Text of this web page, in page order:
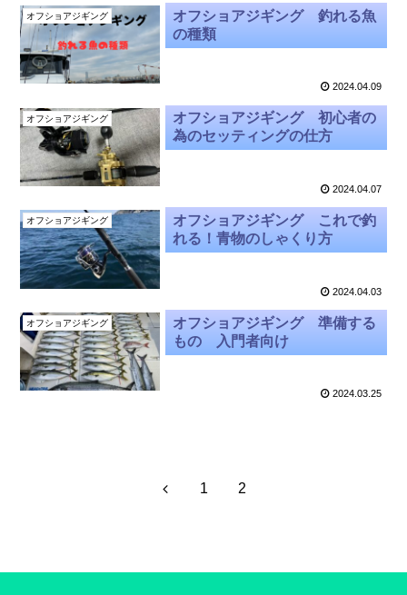
オフショアジギング
オフショアジギング 釣れる魚
の種類
2024.04.09
オフショアジギング
オフショアジギング 初心者の
為のセッティングの仕方
2024.04.07
オフショアジギング
オフショアジギング これで釣
れる！青物のしゃくり方
2024.04.03
オフショアジギング
オフショアジギング 準備する
もの 入門者向け
2024.03.25
前
1 2